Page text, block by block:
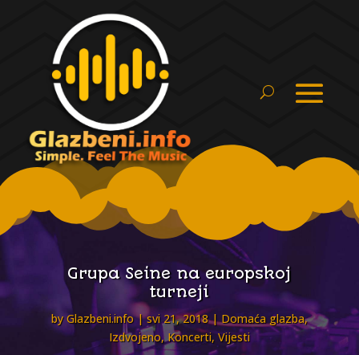
Grupa Seine na europskoj
turneji
byGlazbeni.info svi 21, 2018 Domaća glazba,
Izdvojeno,Koncerti,Vijesti